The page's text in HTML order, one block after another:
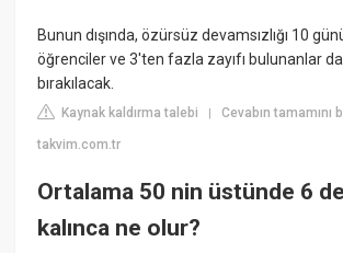
Bunun dışında, özürsüz devamsızlığı 10
öğrenciler ve 3'ten fazla zayıfı bulunanlar da
bırakılacak.
Kaynak kaldırma talebi |Cevabın tamamını
takvim.com.tr
Ortalama 50 nin üstünde 6
kalınca ne olur?